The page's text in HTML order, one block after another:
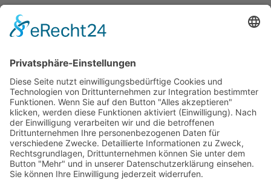
A:Ihr Unternehmen profitiert durch die Erweiterung
des Fachwissens Ihrer Mitarbeiter, effizientere
die direkt aus der Praxis kommen. Dies führt zu einer
gesteigerten Produktivität und Wettbewerbsfähigkeit.
Q:Was passiert, wenn ich mit dem Seminar nicht
zufrieden bin?
A:Im Falle von Unzufriedenheit greift unsere
Zufriedenheits-Garantie. Sie erhalten dann keine
Rechnung für das Seminar, was unser Engagement